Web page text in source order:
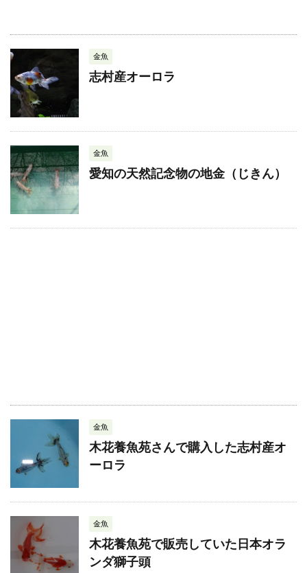
金魚
志村産オーロラ
金魚
愛知の天然記念物の地金（じきん）
金魚
木花養魚苑さんで購入した志村産オ
ーロラ
金魚
木花養魚苑で販売していた日本オラ
ンダ獅子頭